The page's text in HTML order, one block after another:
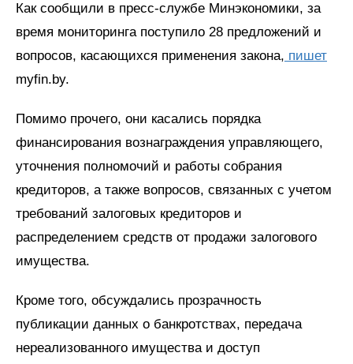
Как сообщили в пресс-службе Минэкономики, за
время мониторинга поступило 28 предложений и
вопросов, касающихся применения закона, пишет
myfin.by.
Помимо прочего, они касались порядка
финансирования вознаграждения управляющего,
уточнения полномочий и работы собрания
кредиторов, а также вопросов, связанных с учетом
требований залоговых кредиторов и
распределением средств от продажи залогового
имущества.
Кроме того, обсуждались прозрачность
публикации данных о банкротствах, передача
нереализованного имущества и доступ